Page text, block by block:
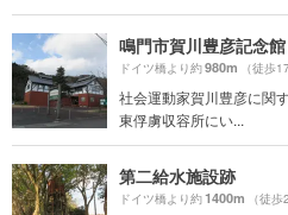
鳴門市賀川豊彦記念館
ドイツ橋より約980m （徒歩
社会運動家賀川豊彦に関
東俘虜収容所にい...
第二給水施設跡
ドイツ橋より約1400m （徒歩